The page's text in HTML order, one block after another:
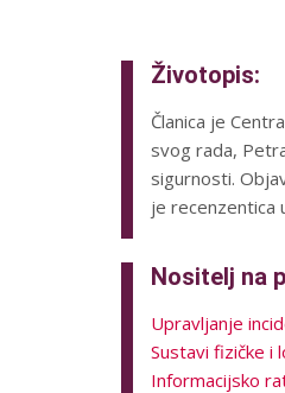
Životopis:
Članica je
svog rada,
sigurnosti.
je recenzentica
Nositelj na
Upravljanje
Sustavi fizičke i
Informacijsko